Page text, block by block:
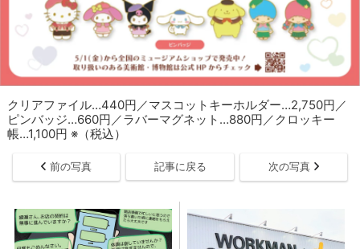
クリアファイル…440円／マスコットキーホルダー…2,750円／
ピンバッジ…660円／ラバーマグネット…880円／クロッキー
帳…1,100円 ※（税込）
前の写真 記事に戻る 次の写真